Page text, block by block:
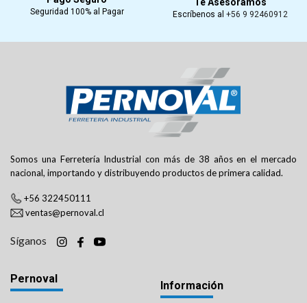
Seguridad 100% al Pagar Escríbenos al +56 9 92460912
Somos una Ferretería Industrial con más de 38 años en el mercado
nacional, importando y distribuyendo productos de primera calidad.
+56 322450111
ventas@pernoval.cl
Síganos
Pernoval
Información